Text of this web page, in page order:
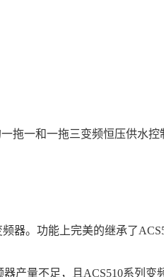
拖一和一拖三变频恒压供水控
。功能上完美的继承了
产量不足，且ACS510系列